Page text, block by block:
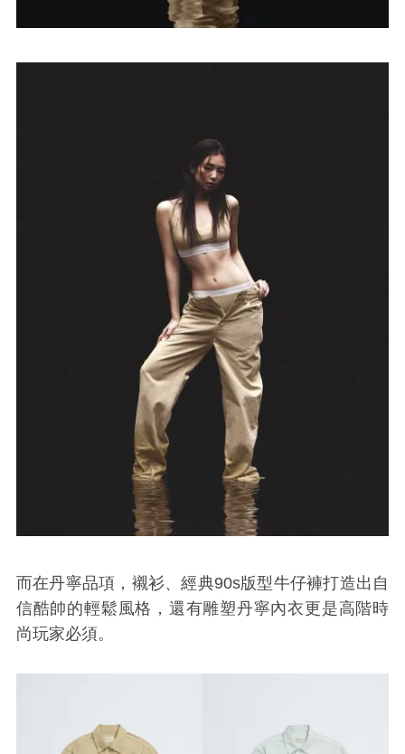
而在丹寧品項，襯衫、經典90s版型牛仔褲打造出自
信酷帥的輕鬆風格，還有雕塑丹寧內衣更是高階時
尚玩家必須。